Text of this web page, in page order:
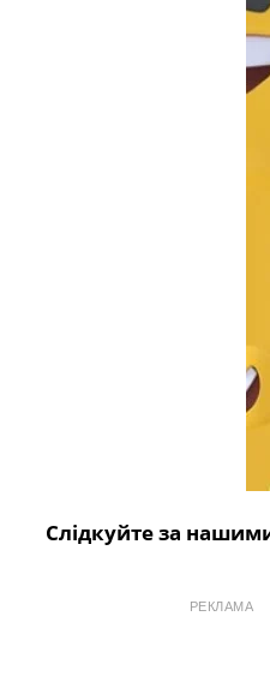
Слідкуйте за
РЕКЛАМА